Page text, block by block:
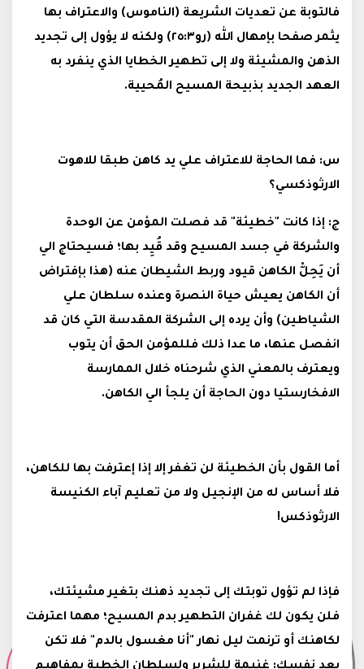
فالتوبة عن تعديات الشريعة (الناموس) والاعتراف بها
يثمر صفحا بإمهال الله (رو٢٥:٣) ولكنه لا يؤول إلى تجديد
الذهن والمشيئة ولا إلى تطهير الخطايا الذي ينفرد به
العهد الجديد بذبيحة المسيح المُحيية.
س: فما الحاجة للاعتراف علي يد كاهن طبقا للاهوت
الارثوذكسي؟
ج: إذا كانت "خطيئة" قد فصلت المؤمن عن الوحدة
والشركة في جسد المسيح وقد قُيِد بها؛ فسيحتاج الي
أن يَحِلّْ الكاهن قيود وربط الشيطان عنه (هذا بإفتراض
أن الكاهن يعيش حياة النصرة وعنده سلطان علي
الشياطين) وأن يرده إلى الشركة المقدسة التي كان قد
انفصل عنها، ما عدا ذلك فللمؤمن الحق أن يتوب
ويعترف بالمعني الذي شرحناه خلال الممارسة
الافخارستيا دون الحاجة أن يلجأ الي الكاهن.
أما القول بأن الخطيئة لن تغفر إلا إذا إعترفت بها للكاهن،
فلا أساس له من الإنجيل ولا من تعليم آباء الكنيسة
الارثوذكس!
فإذا لم تؤول توبتك إلى تجديد ذهنك بتغير مشيئتك،
فلن يكون لك غفران التطهير بدم المسيح؛ مهما اعترفت
لكاهنك أو ترنمت ليل نهار "أنا مغسول بالدم" فلا تكن